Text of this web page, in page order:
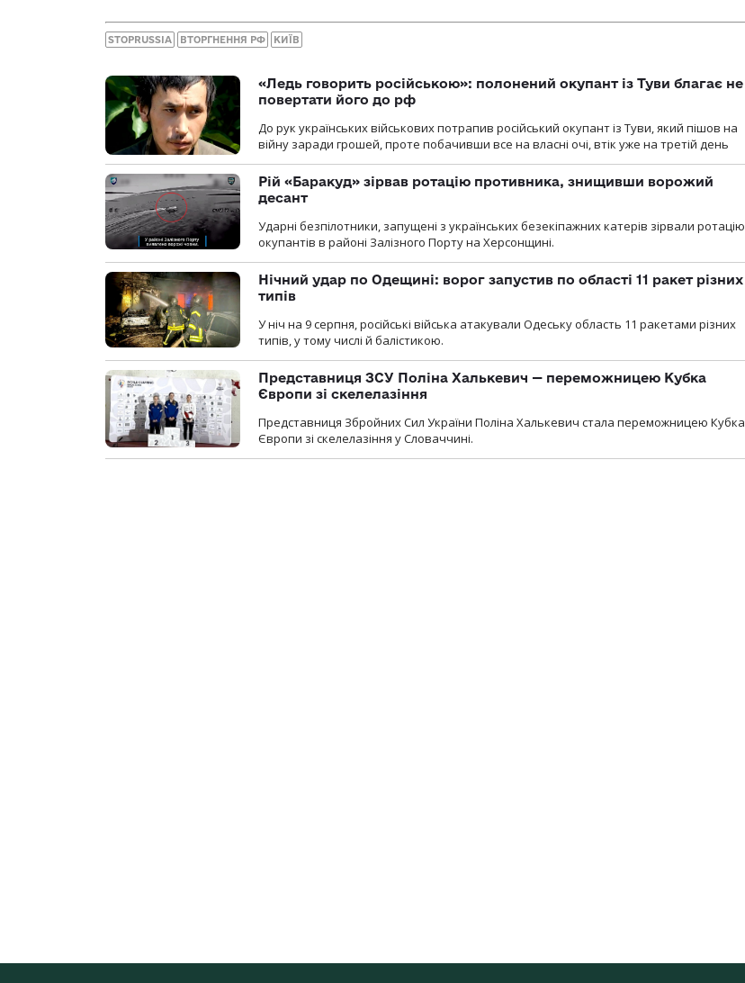
STOPRUSSIA ВТОРГНЕННЯ РФ КИЇВ
«Ледь говорить російською»: полонений окупант із Туви благає не
повертати його до рф
До рук українських військових потрапив російський окупант із Туви, який пішов на
війну заради грошей, проте побачивши все на власні очі, втік уже на третій день
Рій «Баракуд» зірвав ротацію противника, знищивши ворожий
десант
Ударні безпілотники, запущені з українських безекіпажних катерів зірвали ротацію
окупантів в районі Залізного Порту на Херсонщині.
Нічний удар по Одещині: ворог запустив по області 11 ракет різних
типів
У ніч на 9 серпня, російські війська атакували Одеську область 11 ракетами різних
типів, у тому числі й балістикою.
Представниця ЗСУ Поліна Халькевич — переможницею Кубка
Європи зі скелелазіння
Представниця Збройних Сил України Поліна Халькевич стала переможницею Кубка
Європи зі скелелазіння у Словаччині.